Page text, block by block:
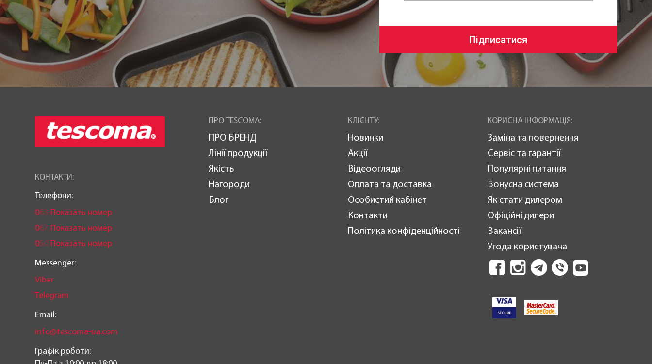
Підписатися
КОНТАКТИ:
Телефони:
063 Показать номер
067 Показать номер
050 Показать номер
Messenger:
Viber
Telegram
Email:
info@tescoma-ua.com
Графік роботи:
ПРО TESCOMA:
ПРО БРЕНД
Лінії продукції
Якість
Нагороди
Блог
КЛІЄНТУ:
Новинки
Акції
Відеоогляди
Оплата та доставка
Особистий кабінет
Контакти
Політика конфіденційності
КОРИСНА ІНФОРМАЦІЯ:
Заміна та повернення
Сервіс та гарантії
Популярні питання
Бонусна система
Як стати дилером
Офіційні дилери
Вакансії
Угода користувача